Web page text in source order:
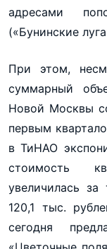
адресами
(«Бунинские
При этом,
суммарный
Новой Москвы
первым
в ТиНАО
стоимость
увеличилась
120,1 тыс.
сегодня